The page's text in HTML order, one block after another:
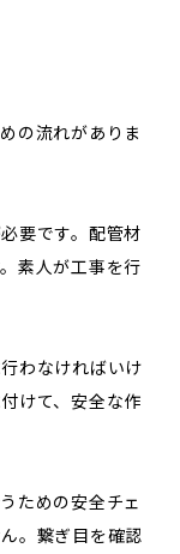
の流れがありま
要です。配管材
素人が工事を行
わなければいけ
けて、安全な作
ための安全チェ
。繋ぎ目を確認